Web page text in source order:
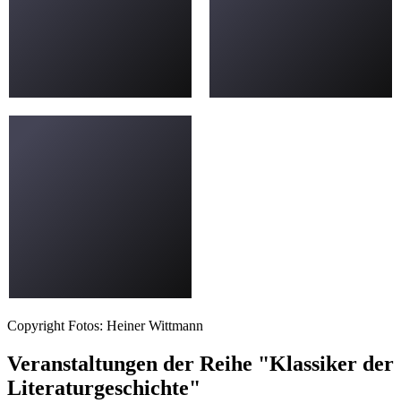
Copyright Fotos: Heiner Wittmann
Veranstaltungen der Reihe "Klassiker der
Literaturgeschichte"